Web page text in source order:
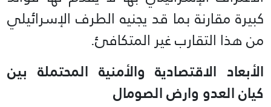
كبيرة مقارنة بما قد يجنيه الطرف الإسرائيلي
من هذا التقارب غير المتكافئ.
الأبعاد الاقتصادية والأمنية المحتملة بين
كيان العدو وارض الصومال